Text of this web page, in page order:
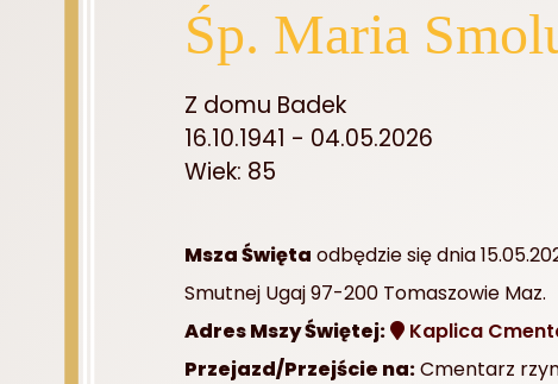
Śp. Maria
Z domu Badek
16.10.1941 - 04.05.2026
Wiek: 85
Msza Święta odbędzie się dnia
Smutnej Ugaj 97-200 Tomaszowie Maz.
Adres Mszy Świętej:
Kaplica
Przejazd/Przejście na:Cmentarz